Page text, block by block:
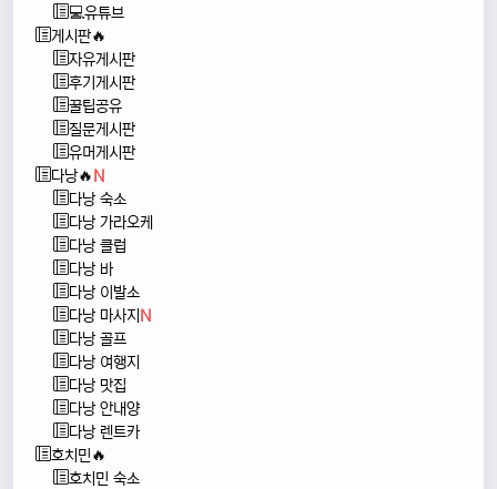
💻유튜브
게시판🔥
자유게시판
후기게시판
꿀팁공유
질문게시판
유머게시판
다낭🔥N
다낭 숙소
다낭 가라오케
다낭 클럽
다낭 바
다낭 이발소
다낭 마사지 N
다낭 골프
다낭 여행지
다낭 맛집
다낭 안내양
다낭 렌트카
호치민🔥
호치민 숙소